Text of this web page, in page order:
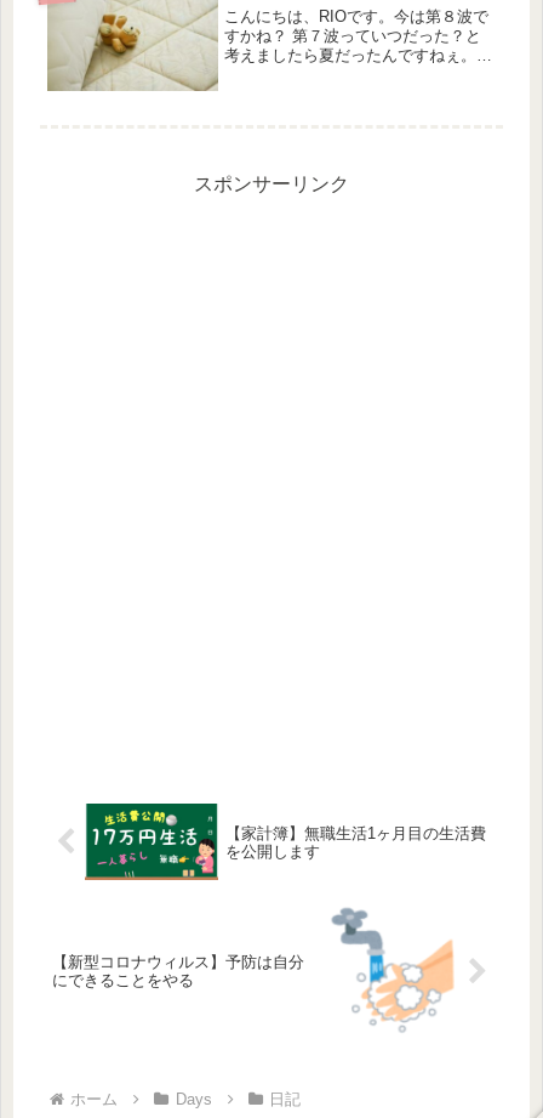
こんにちは、RIOです。今は第８波で
すかね？ 第７波っていつだった？と
考えましたら夏だったんですねぇ。 7
スポンサーリンク
【家計簿】無職生活1ヶ月目の生活費
を公開します
【新型コロナウィルス】予防は自分
にできることをやる
ホーム Days 日記